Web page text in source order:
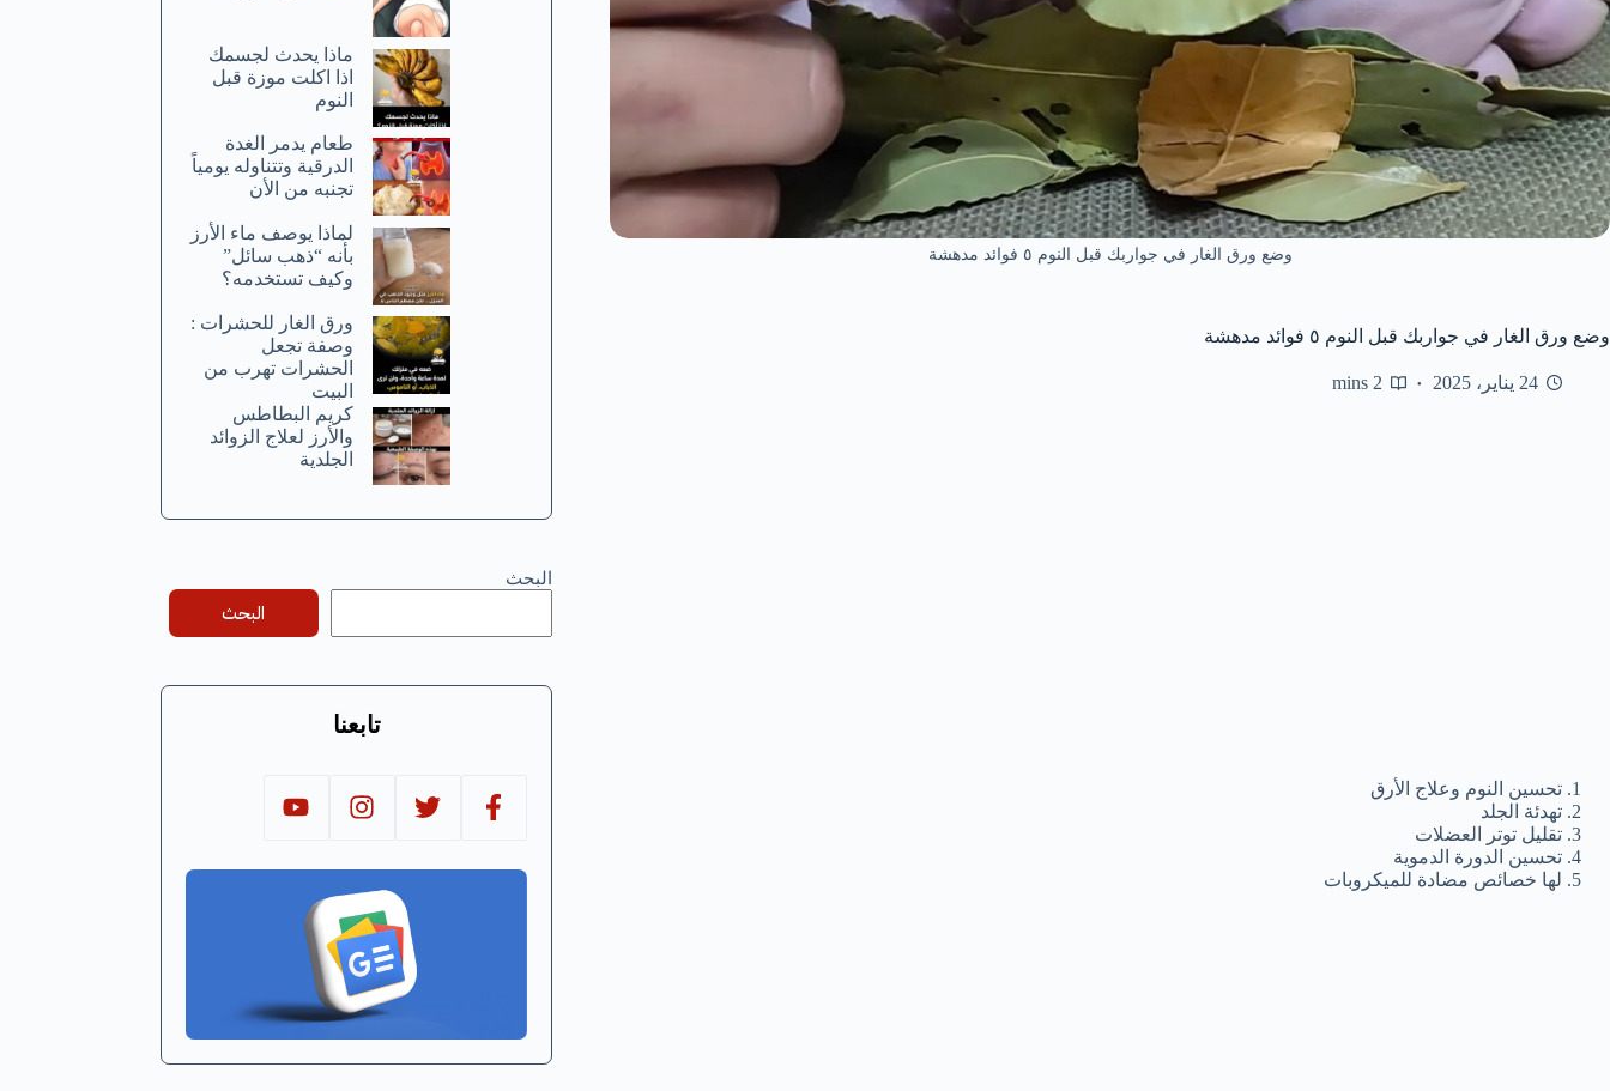
وضع ورق الغار في جواربك قبل النوم ٥ فوائد مدهشة
وضع ورق الغار في جواربك قبل النوم ٥ فوائد مدهشة
24 يناير، 2025 2 mins
تحسين النوم وعلاج الأرق
تهدئة الجلد
تقليل توتر العضلات
تحسين الدورة الدموية
لها خصائص مضادة للميكروبات
ماذا يحدث لجسمك
اذا اكلت موزة قبل
النوم
طعام يدمر الغدة
الدرقية وتتناوله يومياً
تجنبه من الأن
لماذا يوصف ماء الأرز
بأنه “ذهب سائل”
وكيف تستخدمه؟
ورق الغار للحشرات :
وصفة تجعل
الحشرات تهرب من
البيت
كريم البطاطس
والأرز لعلاج الزوائد
الجلدية
البحث
البحث
تابعنا